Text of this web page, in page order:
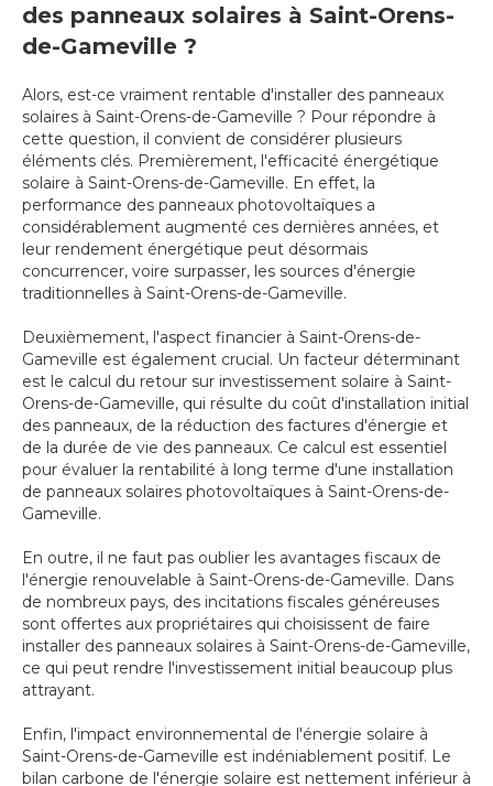
des panneaux solaires à Saint-Orens-
de-Gameville ?
Alors, est-ce vraiment rentable d'installer des panneaux
solaires à Saint-Orens-de-Gameville ? Pour répondre à
cette question, il convient de considérer plusieurs
éléments clés. Premièrement, l'efficacité énergétique
solaire à Saint-Orens-de-Gameville. En effet, la
performance des panneaux photovoltaïques a
considérablement augmenté ces dernières années, et
leur rendement énergétique peut désormais
concurrencer, voire surpasser, les sources d'énergie
traditionnelles à Saint-Orens-de-Gameville.
Deuxièmement, l'aspect financier à Saint-Orens-de-
Gameville est également crucial. Un facteur déterminant
est le calcul du retour sur investissement solaire à Saint-
Orens-de-Gameville, qui résulte du coût d'installation initial
des panneaux, de la réduction des factures d'énergie et
de la durée de vie des panneaux. Ce calcul est essentiel
pour évaluer la rentabilité à long terme d'une installation
de panneaux solaires photovoltaïques à Saint-Orens-de-
Gameville.
En outre, il ne faut pas oublier les avantages fiscaux de
l'énergie renouvelable à Saint-Orens-de-Gameville. Dans
de nombreux pays, des incitations fiscales généreuses
sont offertes aux propriétaires qui choisissent de faire
installer des panneaux solaires à Saint-Orens-de-Gameville,
ce qui peut rendre l'investissement initial beaucoup plus
attrayant.
Enfin, l'impact environnemental de l'énergie solaire à
Saint-Orens-de-Gameville est indéniablement positif. Le
bilan carbone de l'énergie solaire est nettement inférieur à